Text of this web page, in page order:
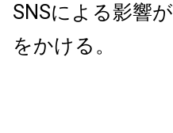
SNSによる影響
をかける。